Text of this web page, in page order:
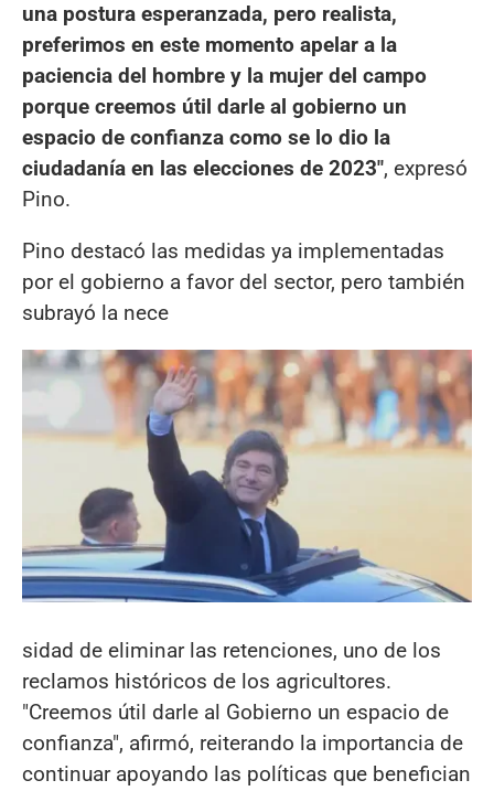
una postura esperanzada, pero realista,
preferimos en este momento apelar a la
paciencia del hombre y la mujer del campo
porque creemos útil darle al gobierno un
espacio de confianza como se lo dio la
ciudadanía en las elecciones de 2023", expresó
Pino.
Pino destacó las medidas ya implementadas
por el gobierno a favor del sector, pero también
subrayó la nece
sidad de eliminar las retenciones, uno de los
reclamos históricos de los agricultores.
"Creemos útil darle al Gobierno un espacio de
confianza", afirmó, reiterando la importancia de
continuar apoyando las políticas que benefician